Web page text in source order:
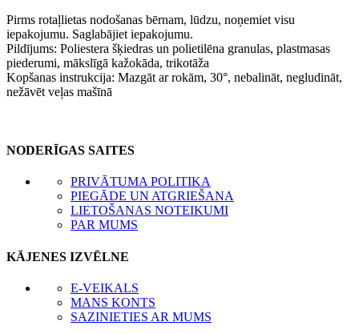
Pirms rotaļlietas nodošanas bērnam, lūdzu, noņemiet visu
iepakojumu. Saglabājiet iepakojumu.
Pildījums: Poliestera šķiedras un polietilēna granulas, plastmasas
piederumi, mākslīgā kažokāda, trikotāža
Kopšanas instrukcija: Mazgāt ar rokām, 30°, nebalināt, negludināt,
nežāvēt veļas mašīnā
NODERĪGAS SAITES
PRIVĀTUMA POLITIKA
PIEGĀDE UN ATGRIEŠANA
LIETOŠANAS NOTEIKUMI
PAR MUMS
KĀJENES IZVĒLNE
E-VEIKALS
MANS KONTS
SAZINIETIES AR MUMS